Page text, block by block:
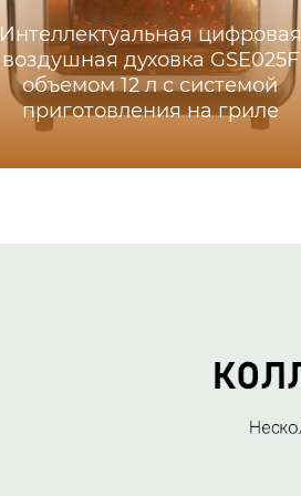
Интеллектуальная цифровая
воздушная духовка GSE025F
объемом 12 л с системой
приготовления на гриле